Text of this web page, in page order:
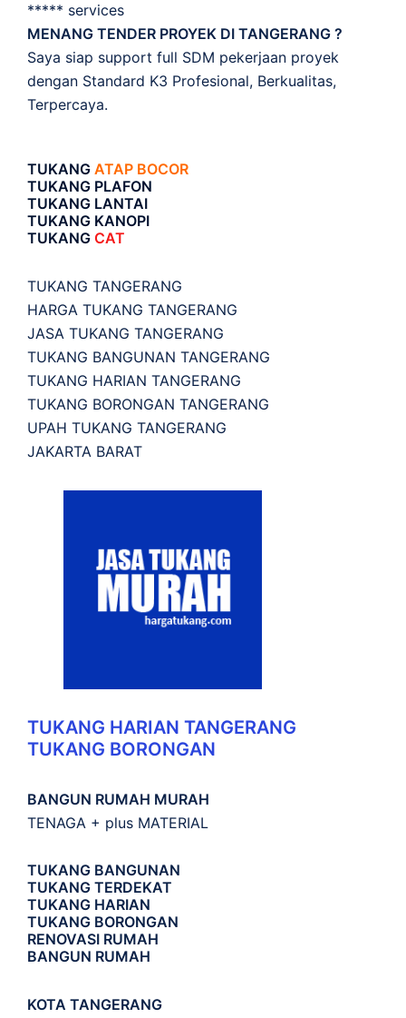
***** services
MENANG TENDER PROYEK DI TANGERANG ?
Saya siap support full SDM pekerjaan proyek
dengan Standard K3 Profesional, Berkualitas,
Terpercaya.
TUKANG ATAP BOCOR
TUKANG PLAFON
TUKANG LANTAI
TUKANG KANOPI
TUKANG CAT
TUKANG TANGERANG
HARGA TUKANG TANGERANG
JASA TUKANG TANGERANG
TUKANG BANGUNAN TANGERANG
TUKANG HARIAN TANGERANG
TUKANG BORONGAN TANGERANG
UPAH TUKANG TANGERANG
JAKARTA BARAT
TUKANG HARIAN TANGERANG
TUKANG BORONGAN
BANGUN RUMAH MURAH
TENAGA + plus MATERIAL
TUKANG BANGUNAN
TUKANG TERDEKAT
TUKANG HARIAN
TUKANG BORONGAN
RENOVASI RUMAH
BANGUN RUMAH
KOTA TANGERANG